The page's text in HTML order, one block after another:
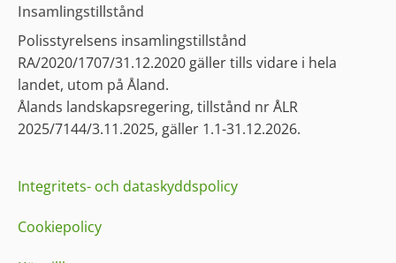
Insamlingstillstånd
Polisstyrelsens insamlingstillstånd
RA/2020/1707/31.12.2020 gäller tills vidare i hela
landet, utom på Åland.
Ålands landskapsregering, tillstånd nr ÅLR
2025/7144/3.11.2025, gäller 1.1-31.12.2026.
Integritets- och dataskyddspolicy
Cookiepolicy